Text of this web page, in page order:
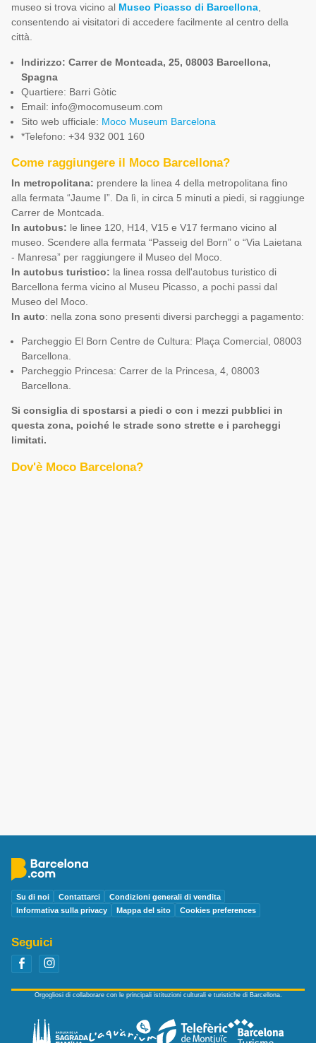
museo si trova vicino al Museo Picasso di Barcellona,
consentendo ai visitatori di accedere facilmente al centro della
città.
Indirizzo: Carrer de Montcada, 25, 08003 Barcellona,
Spagna
Quartiere: Barri Gòtic
Email: info@mocomuseum.com
Sito web ufficiale: Moco Museum Barcelona
*Telefono: +34 932 001 160
Come raggiungere il Moco Barcellona?
In metropolitana: prendere la linea 4 della metropolitana fino
alla fermata “Jaume I”. Da lì, in circa 5 minuti a piedi, si raggiunge
Carrer de Montcada.
In autobus: le linee 120, H14, V15 e V17 fermano vicino al
museo. Scendere alla fermata “Passeig del Born” o “Via Laietana
- Manresa” per raggiungere il Museo del Moco.
In autobus turistico: la linea rossa dell'autobus turistico di
Barcellona ferma vicino al Museu Picasso, a pochi passi dal
Museo del Moco.
In auto: nella zona sono presenti diversi parcheggi a pagamento:
Parcheggio El Born Centre de Cultura: Plaça Comercial, 08003
Barcellona.
Parcheggio Princesa: Carrer de la Princesa, 4, 08003
Barcellona.
Si consiglia di spostarsi a piedi o con i mezzi pubblici in
questa zona, poiché le strade sono strette e i parcheggi
limitati.
Dov'è Moco Barcelona?
Su di noi Contattarci
Condizioni generali di vendita
Informativa sulla privacy
Mappa del sito Cookies preferences
Seguici
Orgogliosi di collaborare con le principali istituzioni culturali e turistiche di Barcellona.